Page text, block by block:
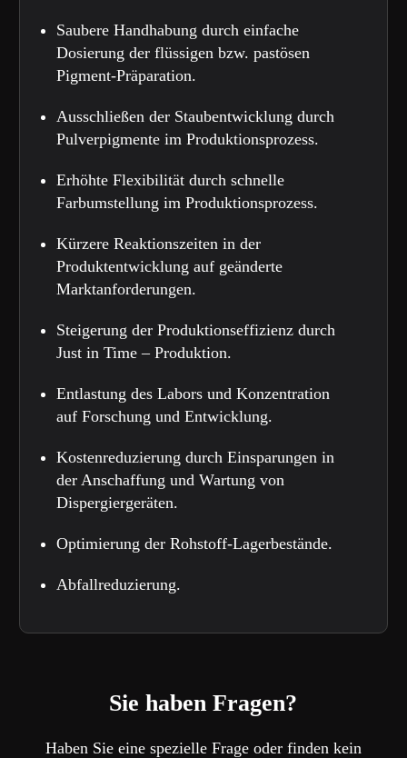
Saubere Handhabung durch einfache
Dosierung der flüssigen bzw. pastösen
Pigment-Präparation.
Ausschließen der Staubentwicklung durch
Pulverpigmente im Produktionsprozess.
Erhöhte Flexibilität durch schnelle
Farbumstellung im Produktionsprozess.
Kürzere Reaktionszeiten in der
Produktentwicklung auf geänderte
Marktanforderungen.
Steigerung der Produktionseffizienz durch
Just in Time – Produktion.
Entlastung des Labors und Konzentration
auf Forschung und Entwicklung.
Kostenreduzierung durch Einsparungen in
der Anschaffung und Wartung von
Dispergiergeräten.
Optimierung der Rohstoff-Lagerbestände.
Abfallreduzierung.
Sie haben Fragen?
Haben Sie eine spezielle Frage oder finden kein